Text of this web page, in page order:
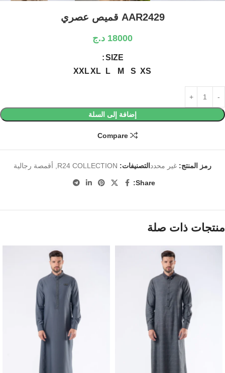
AAR2429 قميص عصري
18000 د.ج
SIZE
XS
S
M
L
XL
XXL
إضافة إلى السلة
Compare
رمز المنتج: غير محددالتصنيفات: R24 COLLECTION أقمصة رجالية
Share:
منتجات ذات صلة